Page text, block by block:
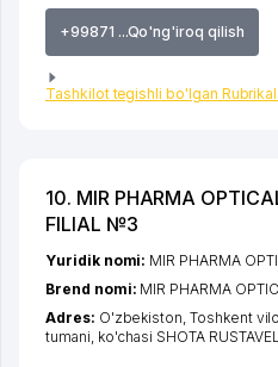
+99871 ...Qo'ng'iroq qilish
Tashkilot tegishli bo'lgan
10. MIR PHARMA
FILIAL №3
Yuridik nomi: MIR PHARMA
Brend nomi: MIR PHARMA
Adres: O'zbekiston,Toshkent
tumani ko'chasi SHOTA